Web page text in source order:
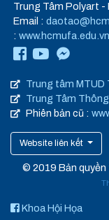
Trung Tâm Polyart
Email :
: www.hcmufa.edu.vn
Trung tâm MTUD
Trung Tâm
Phiên bản cũ :
Website liên kết
© 2019 Bản quyền
Khoa Hội Họa